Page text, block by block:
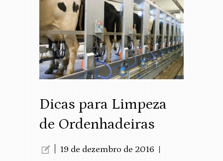
Dicas para Limpeza
de Ordenhadeiras
19 de dezembro de 2016